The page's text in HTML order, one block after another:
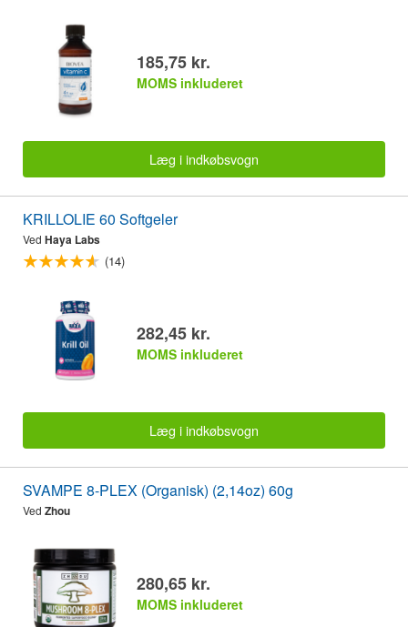
185,75 kr.
MOMS inkluderet
Læg i indkøbsvogn
KRILLOLIE 60 Softgeler
Ved Haya Labs
(14)
282,45 kr.
MOMS inkluderet
Læg i indkøbsvogn
SVAMPE 8-PLEX (Organisk) (2,14oz) 60g
Ved Zhou
280,65 kr.
MOMS inkluderet